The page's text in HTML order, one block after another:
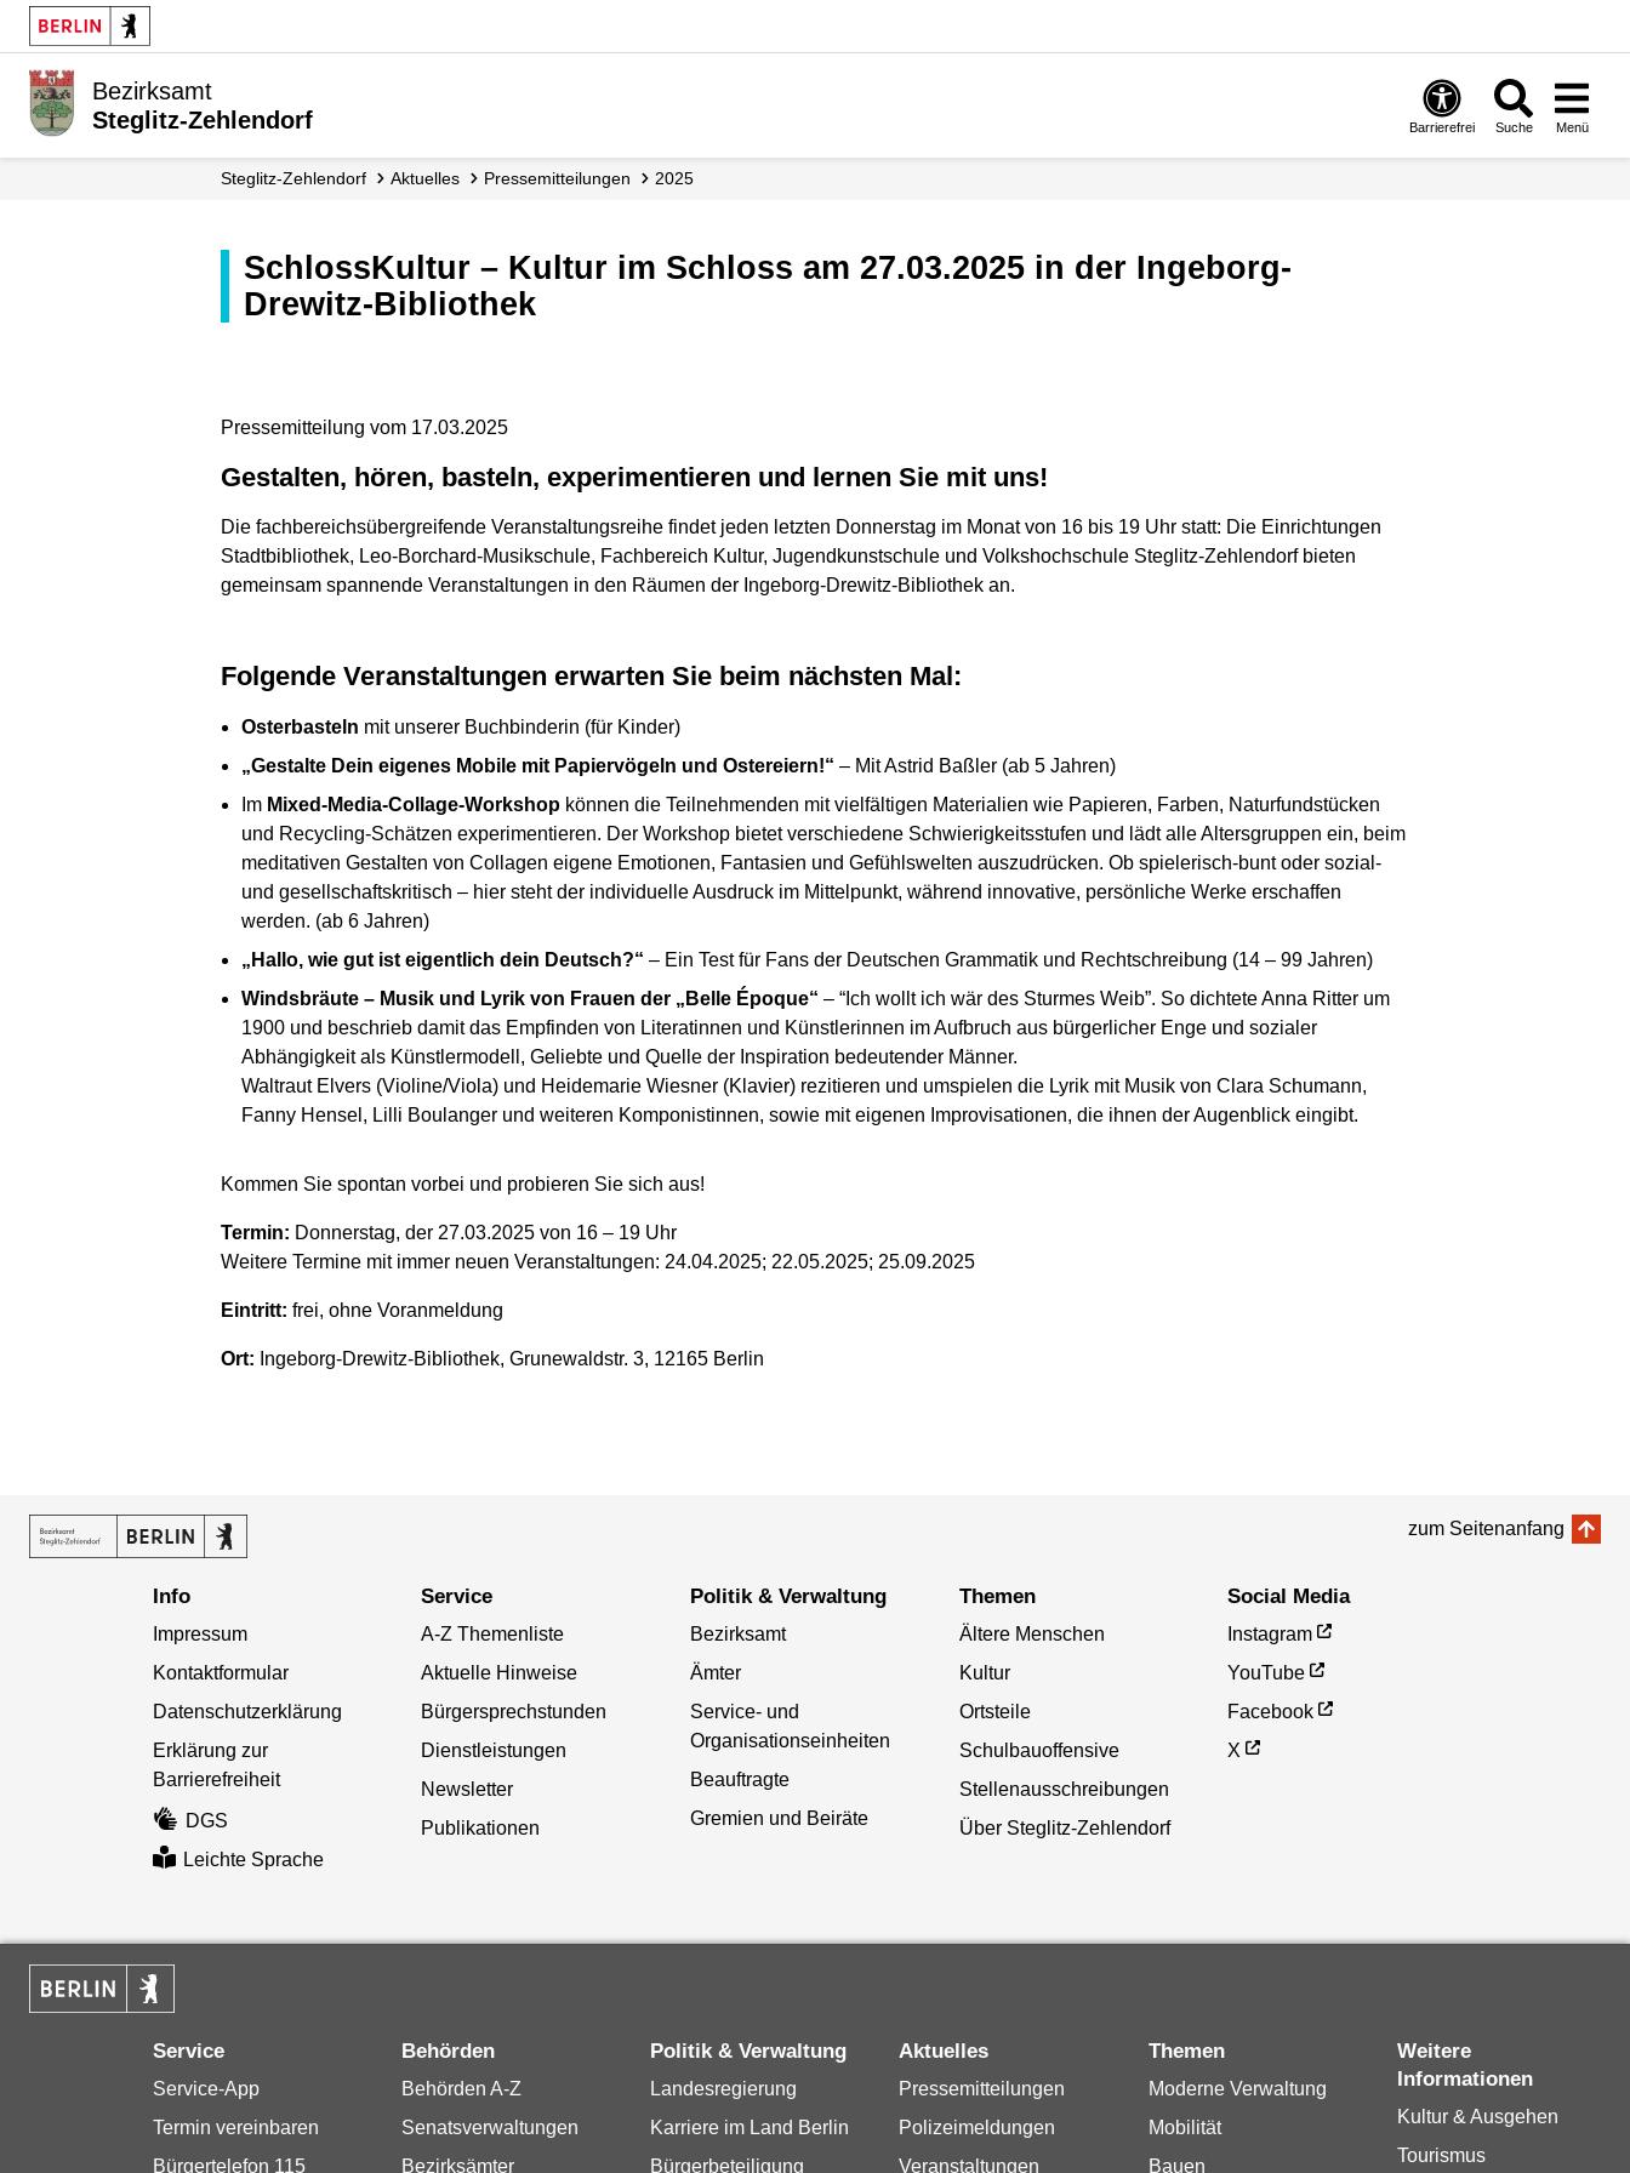
Bezirksamt
Steglitz-Zehlendorf
Barrierefrei Suche Menü
Steglitz-Zehlendorf Aktuelles Presse­mitteilungen 2025
SchlossKultur – Kultur im Schloss am 27.03.2025 in der Ingeborg-
Drewitz-Bibliothek
Pressemitteilung vom 17.03.2025
Gestalten, hören, basteln, experimentieren und lernen Sie mit uns!
Die fachbereichsübergreifende Veranstaltungsreihe findet jeden letzten Donnerstag im Monat von 16 bis 19 Uhr statt: Die Einrichtungen
Stadtbibliothek, Leo-Borchard-Musikschule, Fachbereich Kultur, Jugendkunstschule und Volkshochschule Steglitz-Zehlendorf bieten
gemeinsam spannende Veranstaltungen in den Räumen der Ingeborg-Drewitz-Bibliothek an.
Folgende Veranstaltungen erwarten Sie beim nächsten Mal:
Osterbasteln mit unserer Buchbinderin (für Kinder)
„Gestalte Dein eigenes Mobile mit Papiervögeln und Ostereiern!“ – Mit Astrid Baßler (ab 5 Jahren)
Im Mixed-Media-Collage-Workshop können die Teilnehmenden mit vielfältigen Materialien wie Papieren, Farben, Naturfundstücken
und Recycling-Schätzen experimentieren. Der Workshop bietet verschiedene Schwierigkeitsstufen und lädt alle Altersgruppen ein, beim
meditativen Gestalten von Collagen eigene Emotionen, Fantasien und Gefühlswelten auszudrücken. Ob spielerisch-bunt oder sozial-
und gesellschaftskritisch – hier steht der individuelle Ausdruck im Mittelpunkt, während innovative, persönliche Werke erschaffen
werden. (ab 6 Jahren)
„Hallo, wie gut ist eigentlich dein Deutsch?“ – Ein Test für Fans der Deutschen Grammatik und Rechtschreibung (14 – 99 Jahren)
Windsbräute – Musik und Lyrik von Frauen der „Belle Époque“ – “Ich wollt ich wär des Sturmes Weib”. So dichtete Anna Ritter um
1900 und beschrieb damit das Empfinden von Literatinnen und Künstlerinnen im Aufbruch aus bürgerlicher Enge und sozialer
Abhängigkeit als Künstlermodell, Geliebte und Quelle der Inspiration bedeutender Männer.
Waltraut Elvers (Violine/Viola) und Heidemarie Wiesner (Klavier) rezitieren und umspielen die Lyrik mit Musik von Clara Schumann,
Fanny Hensel, Lilli Boulanger und weiteren Komponistinnen, sowie mit eigenen Improvisationen, die ihnen der Augenblick eingibt.
Kommen Sie spontan vorbei und probieren Sie sich aus!
Termin: Donnerstag, der 27.03.2025 von 16 – 19 Uhr
Weitere Termine mit immer neuen Veranstaltungen: 24.04.2025; 22.05.2025; 25.09.2025
Eintritt: frei, ohne Voranmeldung
Ort: Ingeborg-Drewitz-Bibliothek, Grunewaldstr. 3, 12165 Berlin
zum Seitenanfang
Info
Impressum
Kontaktformular
Datenschutzerklärung
Erklärung zur
Barrierefreiheit
DGS
Leichte Sprache
Service
A-Z Themenliste
Aktuelle Hinweise
Bürgersprechstunden
Dienstleistungen
Newsletter
Publikationen
Politik & Verwaltung
Bezirksamt
Ämter
Service- und
Organisationseinheiten
Beauftragte
Gremien und Beiräte
Themen
Ältere Menschen
Kultur
Ortsteile
Schulbauoffensive
Stellenausschreibungen
Über Steglitz-Zehlendorf
Social Media
Instagram
YouTube
Facebook
X
Service
Service-App
Termin vereinbaren
Bürgertelefon 115
Behörden
Behörden A-Z
Senatsverwaltungen
Bezirksämter
Politik & Verwaltung
Landesregierung
Karriere im Land Berlin
Bürgerbeteiligung
Aktuelles
Pressemitteilungen
Polizeimeldungen
Veranstaltungen
Themen
Moderne Verwaltung
Mobilität
Bauen
Weitere
Informationen
Kultur & Ausgehen
Tourismus